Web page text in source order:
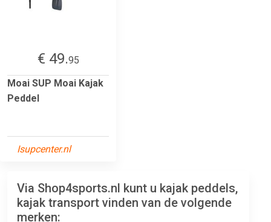
€ 49.95
Moai SUP Moai Kajak
Peddel
Isupcenter.nl
Via Shop4sports.nl kunt u kajak peddels,
kajak transport vinden van de volgende
merken: